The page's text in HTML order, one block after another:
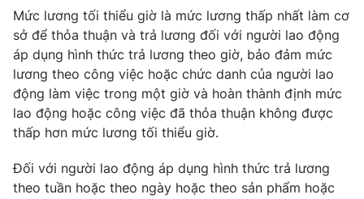
Cơ quan chủ quản: Đài Truyền hình Việt Nam
Cơ quan báo chí:Thời báo VTV
Giấy phép hoạt động báo in và báo điện tử số 483/GP-BTTTT
cấp ngày 29/12/2023
Tổng Biên tập: Vũ Thanh Thủy
Nguyễn Trọng Ninh
Tổng đài VTV:024.38 355 931 - 024.38 355 932
Mức lương tối thiểu giờ là mức lương thấp nhất làm cơ
sở để thỏa thuận và trả lương đối với người lao động
áp dụng hình thức trả lương theo giờ, bảo đảm mức
lương theo công việc hoặc chức danh của người lao
động làm việc trong một giờ và hoàn thành định mức
lao động hoặc công việc đã thỏa thuận không được
thấp hơn mức lương tối thiểu giờ.
Đối với người lao động áp dụng hình thức trả lương
theo tuần hoặc theo ngày hoặc theo sản phẩm hoặc